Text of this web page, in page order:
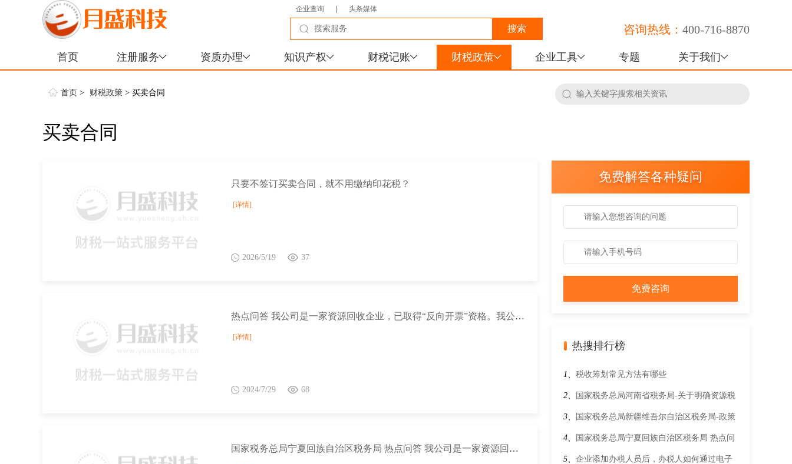
企业查询 头条媒体
咨询热线： 400-716-8870
首页 注册服务 资质办理 知识产权 财税记账 财税政策 企业工具 专题 关于我们
首页 > 财税政策 > 买卖合同
买卖合同
只要不签订买卖合同，就不用缴纳印花税？
[详情]
2026/5/19 37
热点问答 我公司是一家资源回收企业，已取得“反向开票”资格。我公司与出售者双方签订的买卖废钢铁、废家电等报废产品买卖合同，是否需要缴纳印花税？
[详情]
2024/7/29 68
国家税务总局宁夏回族自治区税务局 热点问答 我公司是一家资源回收企业，已取得“反向开票”资格。我公司与出售者双方签订的买卖废钢铁、废家电等报废产品买卖合同，是否需要缴纳印花税?
免费解答各种疑问
热搜排行榜
1、 税收筹划常见方法有哪些
2、 国家税务总局河南省税务局-关于明确资源税
有关政策执行口径的公告
3、 国家税务总局新疆维吾尔自治区税务局-政策
文件-热点问答-纳税人2019年3月31日前开具了
增值税专用发票，4月1日后因销售折让、中止或
4、 国家税务总局宁夏回族自治区税务局 热点问
答 在办理2023年度个人所得税综合所得年度汇
5、 企业添加办税人员后，办税人如何通过电子